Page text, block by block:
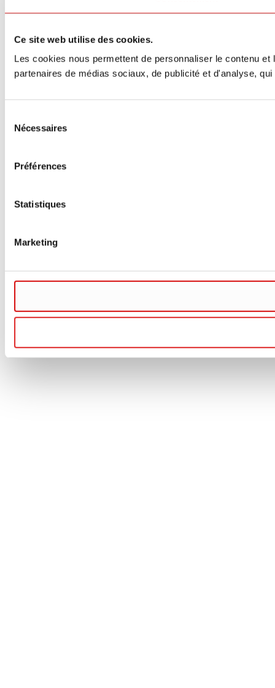
Ce site web utilise des cookies.
Les cookies nous permettent de personnaliser le contenu
partenaires de médias sociaux, de publicité et d'analyse,
Nécessaires
Préférences
Statistiques
Marketing